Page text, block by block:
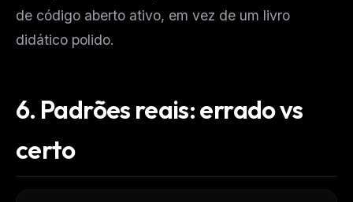
de código aberto ativo, em vez de um livro
didático polido.
6. Padrões reais: errado vs
certo